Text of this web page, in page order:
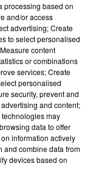
2 min 3 sec
EN SAMBRE
CE WEEKEND À
processing based on
and/or access
advertising; Create
to select personalised
content
or combinations
services; Create
personalised
security, prevent and
and content;
may
data to offer
information actively
and combine data from
devices based on